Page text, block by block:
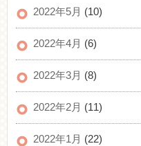
2022年5月 (10)
2022年4月 (6)
2022年3月 (8)
2022年2月 (11)
2022年1月 (22)